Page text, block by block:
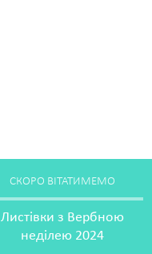
СКОРО ВІТАТИМЕМО
Листівки з Вербною
неділею 2024